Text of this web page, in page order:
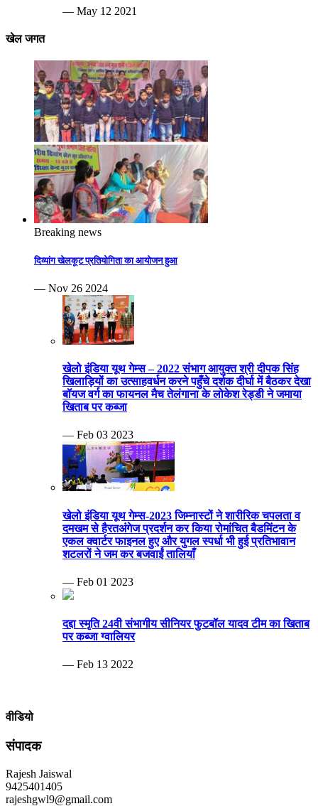
— May 12 2021
खेल जगत
Breaking news
दिव्यांग खेलकूट प्रतियोगिता का आयोजन हुआ
— Nov 26 2024
खेलो इंडिया यूथ गेम्स – 2022 संभाग आयुक्त श्री दीपक सिंह
खिलाड़ियों का उत्साहवर्धन करने पहुँचे दर्शक दीर्घा में बैठकर देखा
बॉयज वर्ग का फायनल मैच तेलंगाना के लोकेश रेड्डी ने जमाया
खिताब पर कब्जा
— Feb 03 2023
खेलो इंडिया यूथ गेम्स-2023 जिम्नास्टों ने शारीरिक चपलता व
दमखम से हैरतअंगेज प्रदर्शन कर किया रोमांचित बैडमिंटन के
एकल क्वार्टर फाइनल हुए और युगल स्पर्धा भी हुई प्रतिभावान
शटलरों ने जम कर बजवाईं तालियाँ
— Feb 01 2023
दद्दा स्मृति 24वी संभागीय सीनियर फुटबॉल यादव टीम का खिताब
पर कब्जा ग्वालियर
— Feb 13 2022
वीडियो
संपादक
Rajesh Jaiswal
9425401405
rajeshgwl9@gmail.com